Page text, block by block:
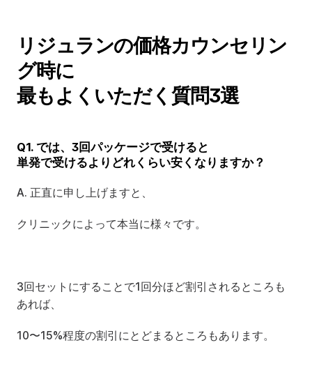
リジュランの価格カウンセリン
グ時に
最もよくいただく質問3選
Q1. では、3回パッケージで受けると
単発で受けるよりどれくらい安くなりますか？
A. 正直に申し上げますと、
クリニックによって本当に様々です。
3回セットにすることで1回分ほど割引されるところも
あれば、
10〜15%程度の割引にとどまるところもあります。